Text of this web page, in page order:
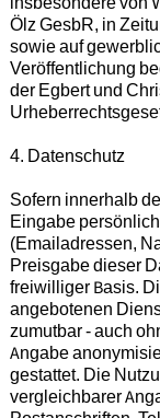
Ölz GesbR, in
sowie auf
Veröffentlichung
der Egbert und
4. Datenschutz
Sofern innerhalb
Eingabe
(Emailadressen,
Preisgabe dieser
freiwilliger Basis.
angebotenen
zumutbar - auch
Angabe
gestattet. Die
vergleichbarer